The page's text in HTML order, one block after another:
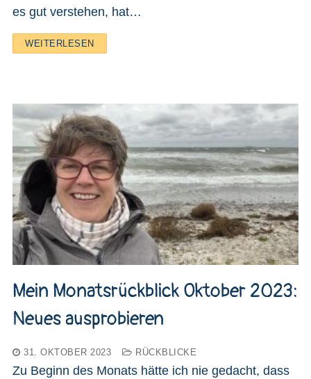
es gut verstehen, hat…
WEITERLESEN
Mein Monatsrückblick Oktober 2023:
Neues ausprobieren
31. OKTOBER 2023 RÜCKBLICKE
Zu Beginn des Monats hätte ich nie gedacht, dass